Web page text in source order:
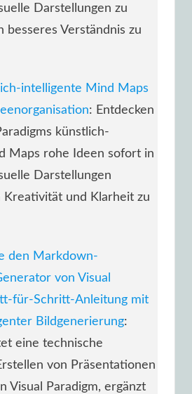
Darstellungen zu
besseres Verständnis zu
intelligente Mind Maps
: Entdecken
künstlich-
Maps rohe Ideen sofort in
Darstellungen
Kreativität und Klarheit zu
den Markdown-
von Visual
für-Schritt-Anleitung mit
Bildgenerierung:
eine technische
von Präsentationen
Visual Paradigm, ergänzt